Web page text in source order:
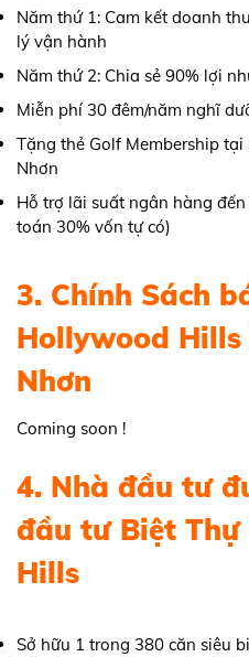
Năm thứ 1: Cam kết doanh
lý vận hành
Năm thứ 2: Chia sẻ 90% lợi
Miễn phí 30 đêm/năm nghĩ
Tặng thẻ Golf Membership
Nhơn
Hỗ trợ lãi suất ngân hàng
toán 30% vốn tự có)
3. Chính Sách
Hollywood
Nhơn
Coming soon !
4. Nhà đầu tư
đầu tư Biệt
Hills
Sở hữu 1 trong 380 căn siêu